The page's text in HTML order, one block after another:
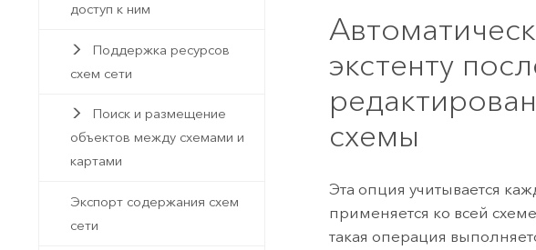
доступ к ним
Поддержка ресурсов
схем сети
Поиск и размещение
объектов между схемами и
картами
Экспорт содержания схем
сети
экстенту
схемы
Эта опция учитывается
применяется ко всей
такая операция